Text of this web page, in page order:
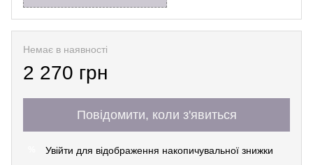
Немає в наявності
2 270 грн
Повідомити, коли з'явиться
Увійти для відображення накопичувальної знижки